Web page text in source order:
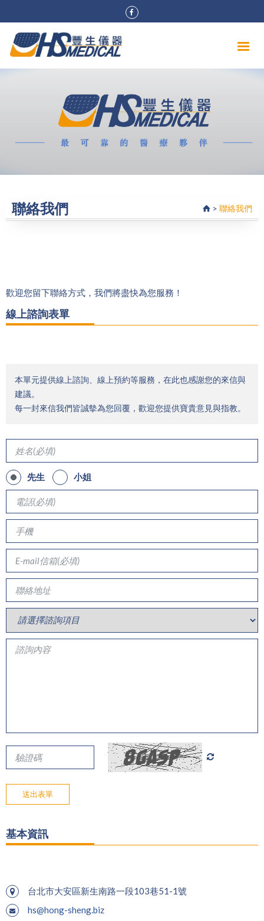
聯絡我們 > 聯絡我們
歡迎您留下聯絡方式，我們將盡快為您服務！
線上諮詢表單
本單元提供線上諮詢、線上預約等服務，在此也感謝您的來信與
建議。
每一封來信我們皆誠摰為您回覆，歡迎您提供寶貴意見與指教。
先生 小姐
送出表單
基本資訊
台北市大安區新生南路一段103巷51-1號
hs@hong-sheng.biz